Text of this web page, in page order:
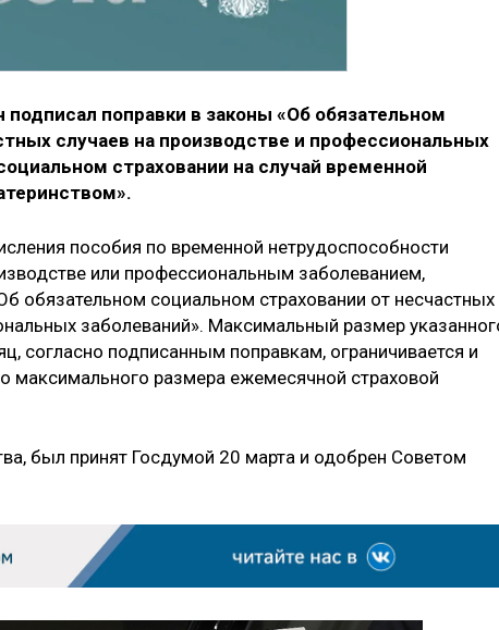
поправки в законы «Об обязательном
случаев на производстве и профессиональных
страховании на случай временной
пособия по временной нетрудоспособности
или профессиональным заболеванием,
обязательном социальном страховании от несчастных
заболеваний». Максимальный размер
согласно подписанным поправкам, ограничивается и
максимального размера ежемесячной страховой
был принят Госдумой 20 марта и одобрен Советом